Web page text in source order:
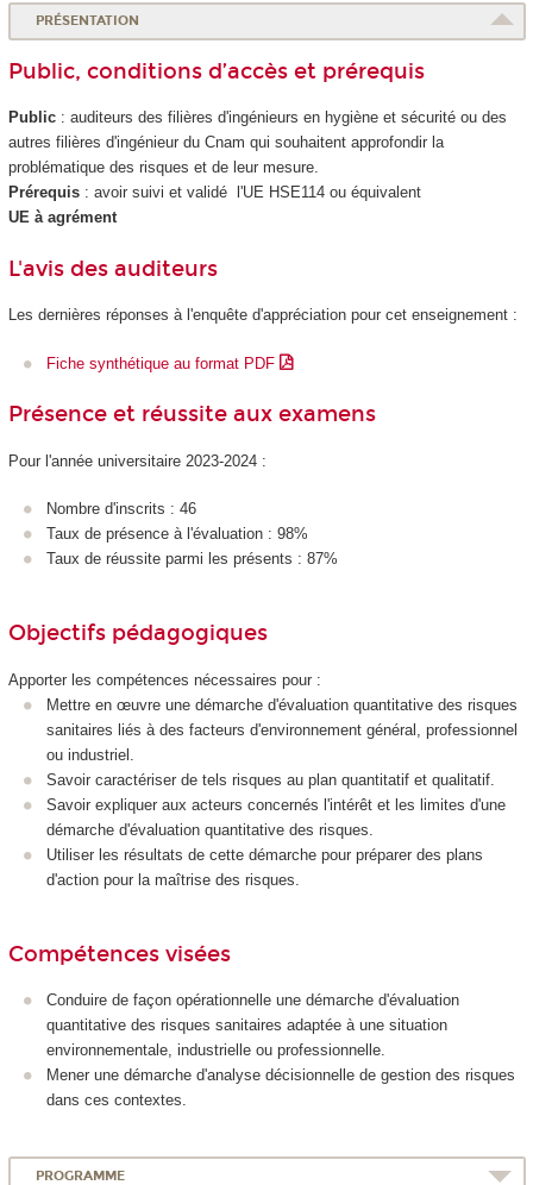
PRÉSENTATION
Public, conditions d’accès et prérequis
Public : auditeurs des filières d'ingénieurs en hygiène et sécurité ou des
autres filières d'ingénieur du Cnam qui souhaitent approfondir la
problématique des risques et de leur mesure.
Prérequis: avoir suivi et validé l'UE HSE114 ou équivalent
UE à agrément
L'avis des auditeurs
Les dernières réponses à l'enquête d'appréciation pour cet enseignement :
Fiche synthétique au format PDF
Présence et réussite aux examens
Pour l'année universitaire 2023-2024 :
Nombre d'inscrits : 46
Taux de présence à l'évaluation : 98%
Taux de réussite parmi les présents : 87%
Objectifs pédagogiques
Apporter les compétences nécessaires pour :
Mettre en œuvre une démarche d'évaluation quantitative des risques
sanitaires liés à des facteurs d'environnement général, professionnel
ou industriel.
Savoir caractériser de tels risques au plan quantitatif et qualitatif.
Savoir expliquer aux acteurs concernés l'intérêt et les limites d'une
démarche d'évaluation quantitative des risques.
Utiliser les résultats de cette démarche pour préparer des plans
d'action pour la maîtrise des risques.
Compétences visées
Conduire de façon opérationnelle une démarche d'évaluation
quantitative des risques sanitaires adaptée à une situation
environnementale, industrielle ou professionnelle.
Mener une démarche d'analyse décisionnelle de gestion des risques
dans ces contextes.
PROGRAMME